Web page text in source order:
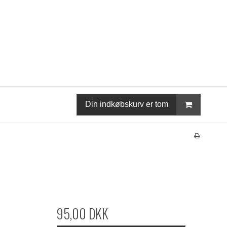
Din indkøbskurv er tom
95,00 DKK